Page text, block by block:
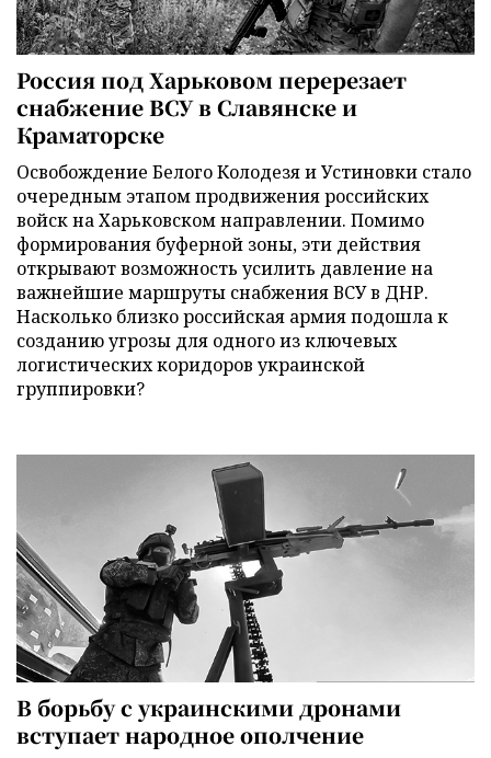
Россия под Харьковом перерезает
снабжение ВСУ в Славянске и
Краматорске
Освобождение Белого Колодезя и Устиновки стало
очередным этапом продвижения российских
войск на Харьковском направлении. Помимо
формирования буферной зоны, эти действия
открывают возможность усилить давление на
важнейшие маршруты снабжения ВСУ в ДНР.
Насколько близко российская армия подошла к
созданию угрозы для одного из ключевых
логистических коридоров украинской
группировки?
В борьбу с украинскими дронами
вступает народное ополчение